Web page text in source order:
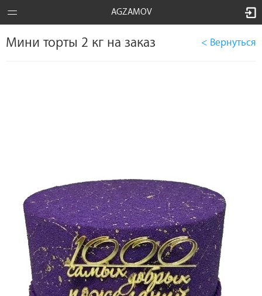
AGZAMOV
Мини торты 2 кг на заказ < Вернуться